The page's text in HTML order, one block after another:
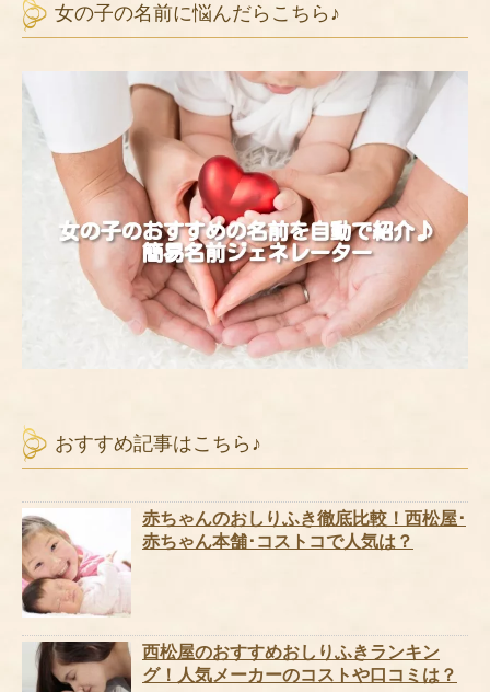
女の子の名前に悩んだらこちら♪
おすすめ記事はこちら♪
赤ちゃんのおしりふき徹底比較！西松屋･
赤ちゃん本舗･コストコで人気は？
西松屋のおすすめおしりふきランキン
グ！人気メーカーのコストや口コミは？